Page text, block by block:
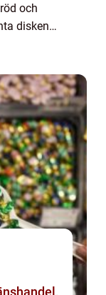
och
disken